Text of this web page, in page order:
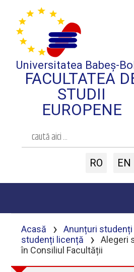
Universitatea Babeș-
FACULTATEA
STUDII
EUROPENE
RO EN
Acasă › Anunțuri studenți
studenți licență
›
Alegeri
în Consiliul Facultății